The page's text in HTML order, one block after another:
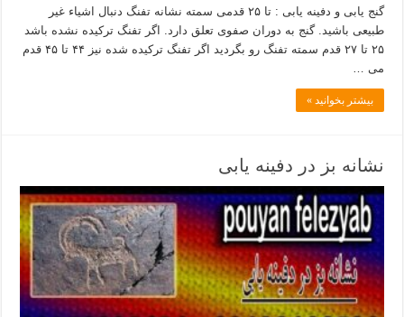
گنج یابی و دفینه یابی : تا ۲۵ قدمی سمته نشانه تفنگ دنبال اشیاء غیر
طبیعی باشید. گنج به دوران صفوی تعلق دارد. اگر تفنگ ترکیده نشده باشد
۲۵ تا ۲۷ قدم سمته تفنگ رو بگردید اگر تفنگ ترکیده شده نیز ۴۴ تا ۴۵ قدم
می …
بیشتر بخوانید »
نشانه بز در دفینه یابی